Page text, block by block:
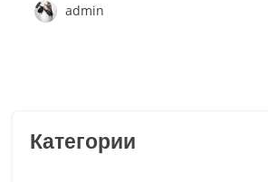
Категории
admin